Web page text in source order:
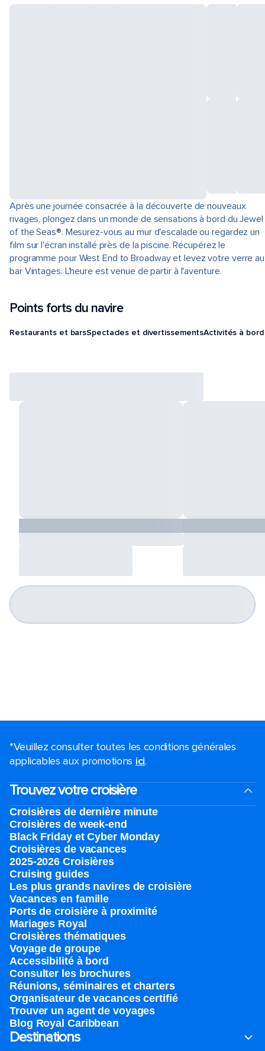
Après une journée consacrée à la découverte de nouveaux
rivages, plongez dans un monde de sensations à bord du Jewel
of the Seas®. Mesurez-vous au mur d'escalade ou regardez un
film sur l'écran installé près de la piscine. Récupérez le
programme pour West End to Broadway et levez votre verre au
bar Vintages. L'heure est venue de partir à l'aventure.
Points forts du navire
Restaurants et barsSpectacles et divertissementsActivités à bord
*Veuillez consulter toutes les conditions générales
applicables aux promotions ici.
Trouvez votre croisière
Croisières de dernière minute
Croisières de week-end
Black Friday et Cyber Monday
Croisières de vacances
2025-2026 Croisières
Cruising guides
Les plus grands navires de croisière
Vacances en famille
Ports de croisière à proximité
Mariages Royal
Croisières thématiques
Voyage de groupe​
Accessibilité à bord​
Consulter les brochures
Réunions, séminaires et charters
Organisateur de vacances certifié
Trouver un agent de voyages
Blog Royal Caribbean
Destinations